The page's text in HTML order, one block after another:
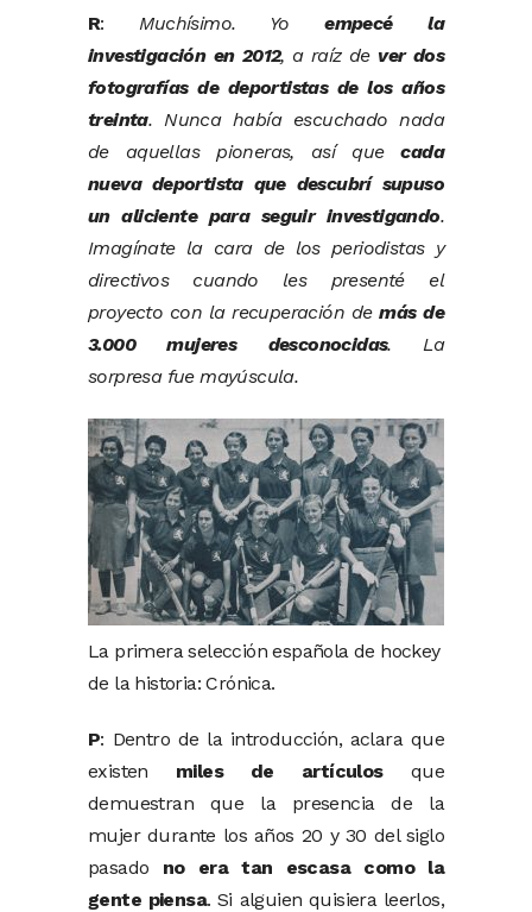
R:Muchísimo. Yoempecé la
investigación en 2012, a raíz de ver dos
fotografías de deportistas de los años
treinta. Nunca había escuchado nada
de aquellas pioneras, así quecada
nueva deportista que descubrí supuso
un aliciente para seguir investigando.
Imagínate la cara de los periodistas y
directivos cuando les presenté el
proyecto con la recuperación demás de
3.000 mujeres desconocidas. La
sorpresa fue mayúscula.
La primera selección española de hockey
de la historia: Crónica.
P: Dentro de la introducción, aclara que
existen miles de artículosque
demuestran que la presencia de la
mujer durante los años 20 y 30 del siglo
pasado no era tan escasa como la
gente piensa. Si alguien quisiera leerlos,